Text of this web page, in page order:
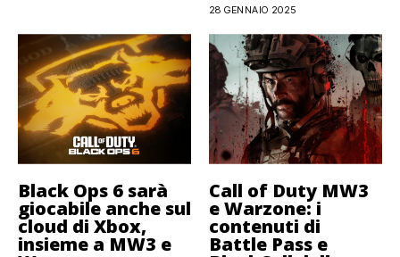
28 GENNAIO 2025
Black Ops 6 sarà
giocabile anche sul
cloud di Xbox,
insieme a MW3 e
Call of Duty MW3
e Warzone: i
contenuti di
Battle Pass e